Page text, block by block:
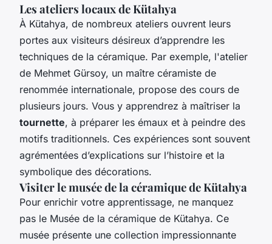
Les ateliers locaux de Kütahya
À Kütahya, de nombreux ateliers ouvrent leurs
portes aux visiteurs désireux d’apprendre les
techniques de la céramique. Par exemple, l'atelier
de Mehmet Gürsoy, un maître céramiste de
renommée internationale, propose des cours de
plusieurs jours. Vous y apprendrez à maîtriser la
tournette, à préparer les émaux et à peindre des
motifs traditionnels. Ces expériences sont souvent
agrémentées d’explications sur l’histoire et la
symbolique des décorations.
Visiter le musée de la céramique de Kütahya
Pour enrichir votre apprentissage, ne manquez
pas le Musée de la céramique de Kütahya. Ce
musée présente une collection impressionnante